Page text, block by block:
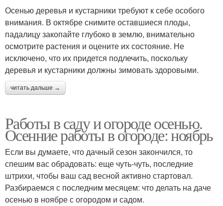
Осенью деревья и кустарники требуют к себе особого
внимания. В октябре снимите оставшиеся плоды,
падалицу закопайте глубоко в землю, внимательно
осмотрите растения и оцените их состояние. Не
исключено, что их придется подлечить, поскольку
деревья и кустарники должны зимовать здоровыми.
читать дальше →
Работы в саду и огороде осенью.
Осенние работы в огороде: ноябрь
Если вы думаете, что дачный сезон закончился, то
спешим вас обрадовать: еще чуть-чуть, последние
штрихи, чтобы ваш сад весной активно стартовал.
Разбираемся с последним месяцем: что делать на даче
осенью в ноябре с огородом и садом.